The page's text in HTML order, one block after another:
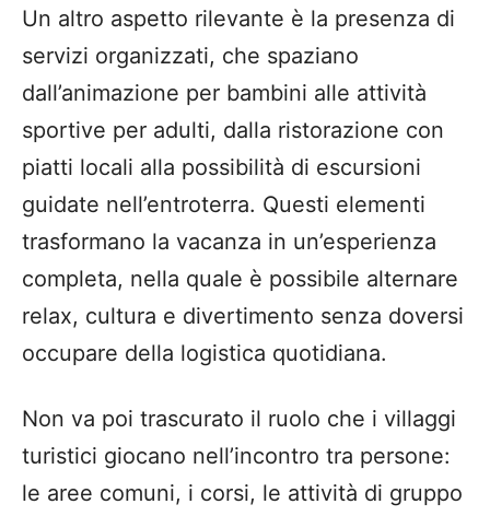
Un altro aspetto rilevante è la presenza di
servizi organizzati, che spaziano
dall’animazione per bambini alle attività
sportive per adulti, dalla ristorazione con
piatti locali alla possibilità di escursioni
guidate nell’entroterra. Questi elementi
trasformano la vacanza in un’esperienza
completa, nella quale è possibile alternare
relax, cultura e divertimento senza doversi
occupare della logistica quotidiana.
Non va poi trascurato il ruolo che i villaggi
turistici giocano nell’incontro tra persone:
le aree comuni, i corsi, le attività di gruppo